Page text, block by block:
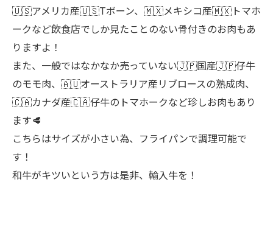
🇺🇸アメリカ産🇺🇸Tボーン、🇲🇽メキシコ産🇲🇽トマホ
ークなど飲食店でしか見たことのない骨付きのお肉もあ
りますよ！
また、一般ではなかなか売っていない🇯🇵国産🇯🇵仔牛
のモモ肉、🇦🇺オーストラリア産リブロースの熟成肉、
🇨🇦カナダ産🇨🇦仔牛のトマホークなど珍しお肉もあり
ます🥩
こちらはサイズが小さい為、フライパンで調理可能で
す！
和牛がキツいという方は是非、輸入牛を！